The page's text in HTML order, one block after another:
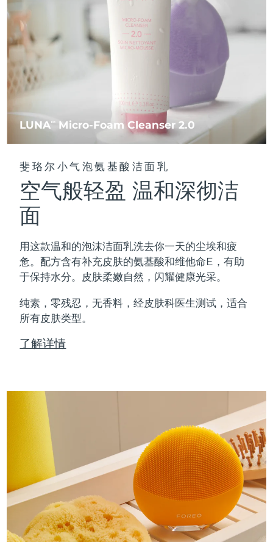
LUNATM Micro-Foam Cleanser 2.0
斐珞尔小气泡氨基酸洁面乳
空气般轻盈 温和深彻洁
面
用这款温和的泡沫洁面乳洗去你一天的尘埃和疲
惫。配方含有补充皮肤的氨基酸和维他命E，有助
于保持水分。皮肤柔嫩自然，闪耀健康光采。
纯素，零残忍，无香料，经皮肤科医生测试，适合
所有皮肤类型。
了解详情
LUNA™ 4 go
For travel or gym bag
Premium cleansers & balm
LUNA™ 设备
All facial cleansing devices
BEAR™ 设备
All premium facelift devices
UFO™ 3 go
Portable red light therapy
Rejuvenation & hydration
UFO™ 设备
All deep facial hydration devices
issa™ 4 baby
For ages 0-3
issa™ Teeth Whitening Set
Dual LED + sonic device & 18% PAP gel
ISSA™ 设备
FAQ™ 102
Advanced clinical anti-aging
Luxurious clinical anti-aging set
FAQ™ P1 Primer
Manuka honey primer
FAQ™产品
All anti-aging treatments
FAQ™ 202
LED mask
Anti-aging neck & décolleté LED mask
FAQ™ 221
Anti-aging LED hand mask
FAQ™产品
All LED treatments
生发
FAQ™ 301
LED hair strengthening scalp massager
FAQ™ Scalp Serum
Scalp recovery probiotic serum
FAQ™护肤品
All FAQ™ skincare
肌肤年轻化
FAQ™ 501
Full-Spectrum Red Light Therapy
FAQ™ 502
Full-Spectrum Red Light Therapy
FAQ™ Red Light Serum
FAQ™ products
All toning treatments
保健品
NEW
专业治疗
脱毛
PEACH™ 2
身体护理
LUNA™ 4 body
痘肌护理
Recurring acne LED therapy
ESPADA™ Blemish Solution
Concentrated acne gel
ESPADA™ 设备
All acne treatment devices
眼部护理
Microcurrent line smoothing device
Advanced eye care treatment
眼部护理设备
All revitalizing eye massagers
毛孔护理
Blackhead remover
KIWI™ 皮肤护理
Advanced pore care essentials
FLIP™ play advanced
LED light hairbrush
LUNA™ Dual-Peptide Scalp
Serum
For healthy hair
牙齿美白
issa™ Teeth Whitening Set
Dual LED + sonic device & 18% PAP gel
issa™ Teeth Whitening Gel
18% PAP
更多的
护肤品 男士
克罗地亚 08/08/2026
塞浦路斯 09/08/2026
捷克 预计送达日期 08/08/2026
预计送达日期08/08/2026
爱沙尼亚 预计送达日期08/08/2026
芬兰 预计送达日期
法国 预计送达日期08/08/2026
法属波利尼西亚
德国 预计送达日期08/08/2026
直布罗陀 预计送达日期12/08/2026
希腊 预计送达日期08/08/2026
冰岛 预计送达日期09/08/2026
印度尼西亚 06/08/2026
预计送达日期08/08/2026
马恩岛 预计送达日期10/08/2026
以色列 12/08/2026
意大利 预计送达日期08/08/2026